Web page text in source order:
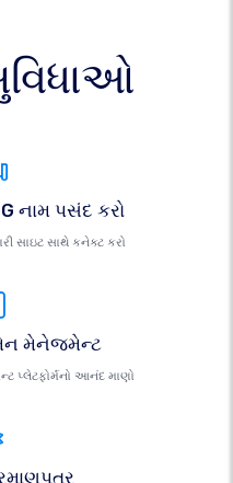
નામ પસંદ કરો
સાઇટ સાથે કનેક્ટ કરો
મેનેજમેન્ટ
પ્લેટફોર્મનો આનંદ માણો